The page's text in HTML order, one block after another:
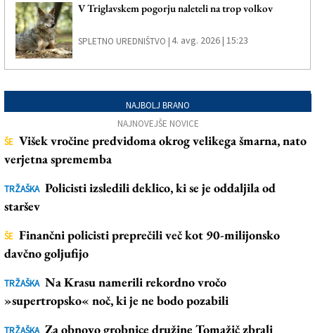
V Triglavskem pogorju naleteli na trop volkov
SPLETNO UREDNIŠTVO |4. avg. 2026 | 15:23
NAJBOLJ BRANO
NAJNOVEJŠE NOVICE
ŠE Višek vročine predvidoma okrog velikega šmarna, nato
verjetna sprememba
TRŽAŠKA Policisti izsledili deklico, ki se je oddaljila od
staršev
ŠE Finančni policisti preprečili več kot 90-milijonsko
davčno goljufijo
TRŽAŠKA Na Krasu namerili rekordno vročo
»supertropsko« noč, ki je ne bodo pozabili
Za obnovo grobnice družine Tomažič zbrali